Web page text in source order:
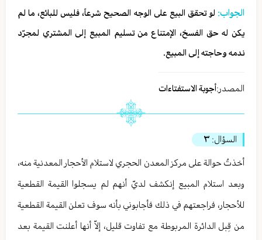
الجواب: لو تحقق البيع على الوجه الصحيح شرعاً، فليس للبائع، ما لم
يكن له حق الفسخ، الإمتناع من تسليم المبيع إلى المشتري لمجرّد
ندمه وحاجته إلى المبيع.
المصدر:أجوبة الاستفتاءات
السؤال: ۳
أخذتُ حوالة على مركز المعدن الحجري لاستلام الأحجار المعدنية منه،
وبعد استلام المبيع إنكشف لديّ أنهم لم يسجلوا القيمة القطعية
للأحجار، فراجعتهم في ذلك فأجابوني بأنه سوف تعلن القيمة القطعية
من قِبل الدائرة المربوطة مع تفاوت قليل، إلاّ أنها أعلنت القيمة بعد